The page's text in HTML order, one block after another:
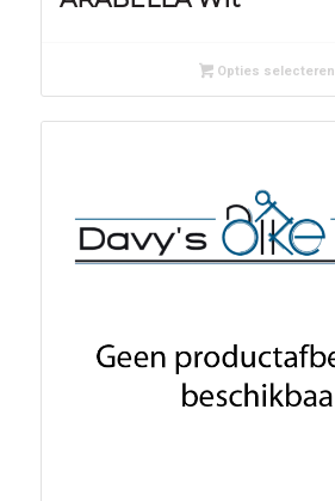
Opties selecteren